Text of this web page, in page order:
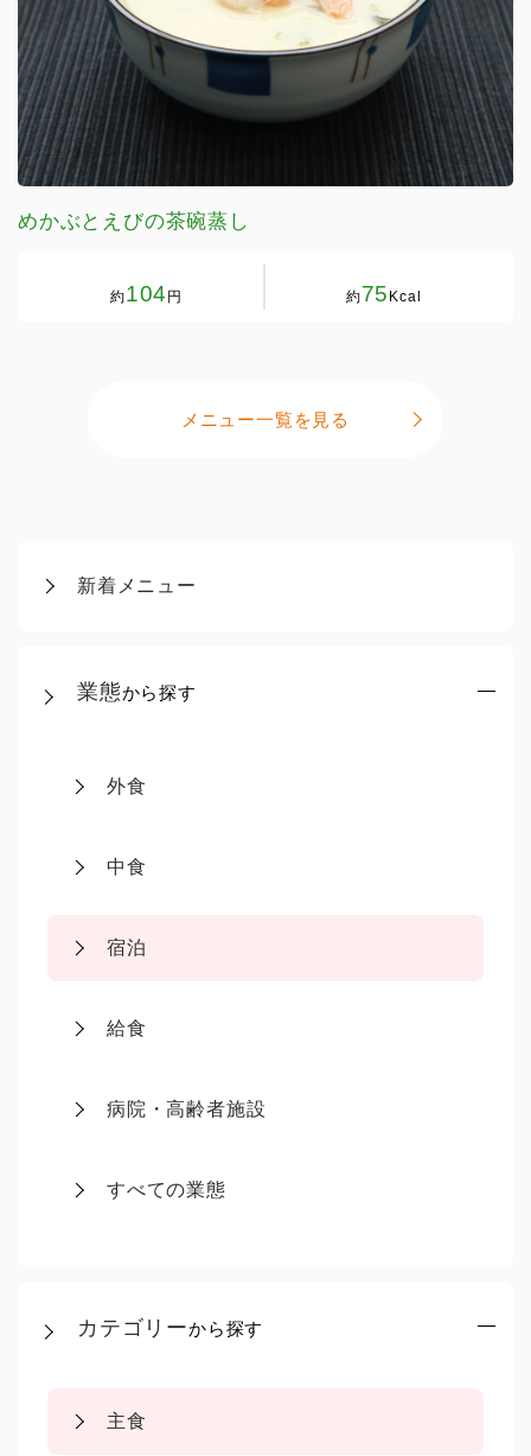
新着メニュー
業態から探す
外食
中食
宿泊
給食
病院・高齢者施設
すべての業態
カテゴリーから探す
主食
めかぶとえびの茶碗蒸し
約104 円 約75 Kcal
メニュー一覧を見る